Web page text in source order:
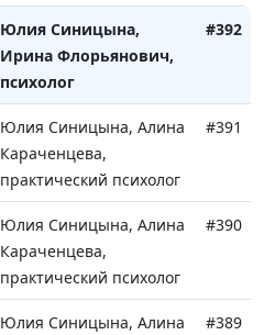
Юлия Синицына,
Ирина Флорьянович,
психолог
#392
Юлия Синицына, Алина
Караченцева,
практический психолог
#391
Юлия Синицына, Алина
Караченцева,
практический психолог
#390
Юлия Синицына, Алина
#389